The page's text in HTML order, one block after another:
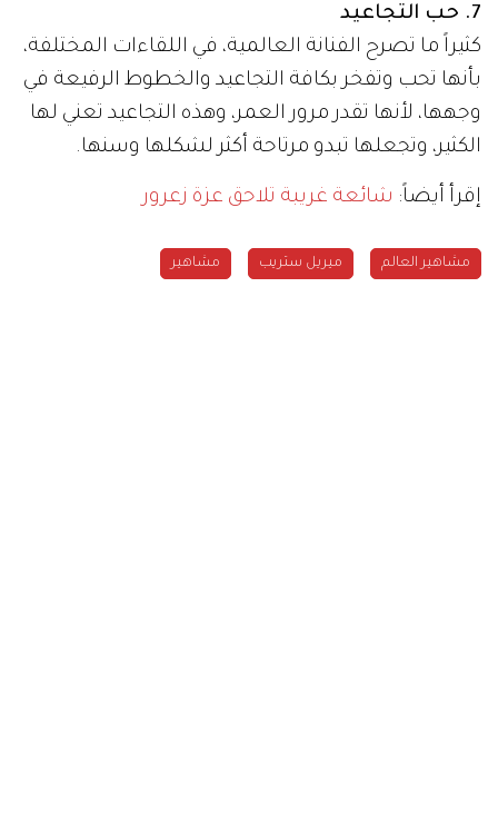
7. حب التجاعيد
كثيراً ما تصرح الفنانة العالمية، في اللقاءات المختلفة،
بأنها تحب وتفخر بكافة التجاعيد والخطوط الرفيعة في
وجهها، لأنها تقدر مرور العمر، وهذه التجاعيد تعني لها
الكثير، وتجعلها تبدو مرتاحة أكثر لشكلها وسنها.
إقرأ أيضاً: شائعة غريبة تلاحق عزة زعرور
مشاهير العالم ميريل ستريب مشاهير